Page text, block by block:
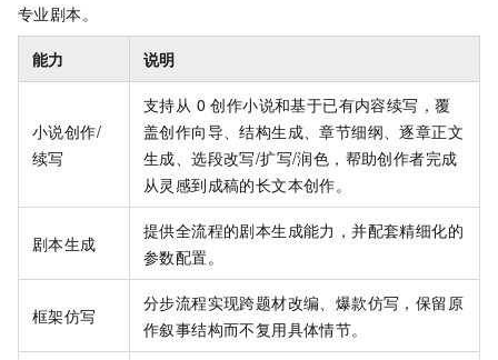
专业剧本。
能力 说明
小说创作/
续写
支持从 0 创作小说和基于已有内容续写，覆
盖创作向导、结构生成、章节细纲、逐章正文
生成、选段改写/扩写/润色，帮助创作者完成
从灵感到成稿的长文本创作。
剧本生成
提供全流程的剧本生成能力，并配套精细化的
参数配置。
框架仿写
分步流程实现跨题材改编、爆款仿写，保留原
作叙事结构而不复用具体情节。